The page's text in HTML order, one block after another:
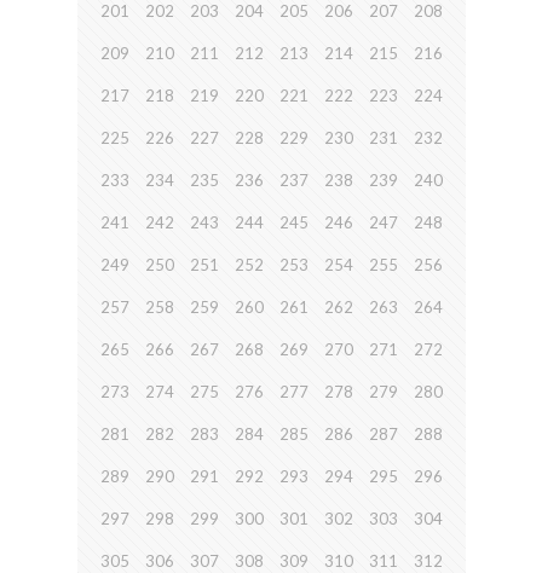
201 202 203 204 205 206 207 208
209 210 211 212 213 214 215 216
217 218 219 220 221 222 223 224
225 226 227 228 229 230 231 232
233 234 235 236 237 238 239 240
241 242 243 244 245 246 247 248
249 250 251 252 253 254 255 256
257 258 259 260 261 262 263 264
265 266 267 268 269 270 271 272
273 274 275 276 277 278 279 280
281 282 283 284 285 286 287 288
289 290 291 292 293 294 295 296
297 298 299 300 301 302 303 304
305 306 307 308 309 310 311 312